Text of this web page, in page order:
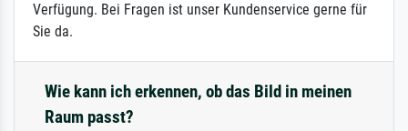
Verfügung. Bei Fragen ist unser Kundenservice gerne für
Sie da.
Wie kann ich erkennen, ob das Bild in meinen
Raum passt?